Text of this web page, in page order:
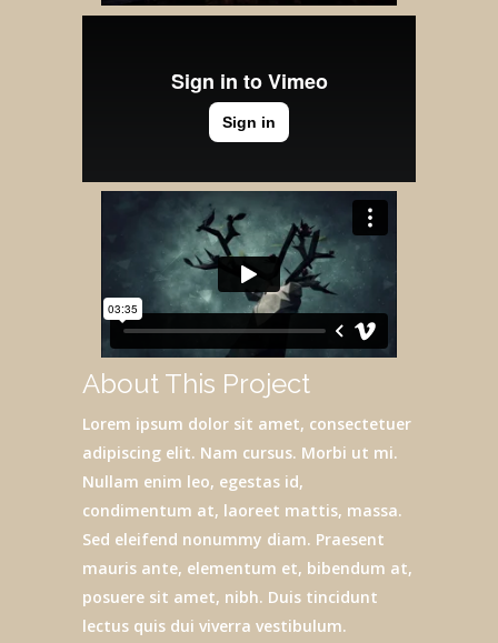
About This Project
Lorem ipsum dolor sit amet, consectetuer
adipiscing elit. Nam cursus. Morbi ut mi.
Nullam enim leo, egestas id,
condimentum at, laoreet mattis, massa.
Sed eleifend nonummy diam. Praesent
mauris ante, elementum et, bibendum at,
posuere sit amet, nibh. Duis tincidunt
lectus quis dui viverra vestibulum.